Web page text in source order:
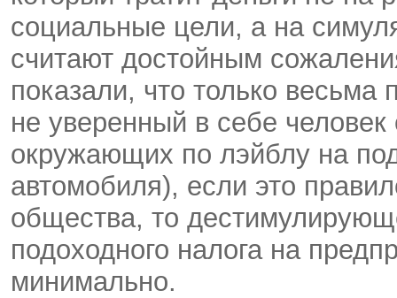
социальные цели, а на
считают достойным
показали, что только весьма
не уверенный в себе
окружающих по лэйблу на
автомобиля), если это
общества, то
подоходного налога на
минимально.